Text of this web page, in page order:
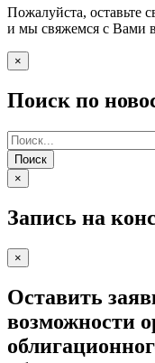
Пожалуйста, оставьте
и мы свяжемся с Вами
×
Поиск по
Поиск
×
Запись на
×
Оставить
возможности